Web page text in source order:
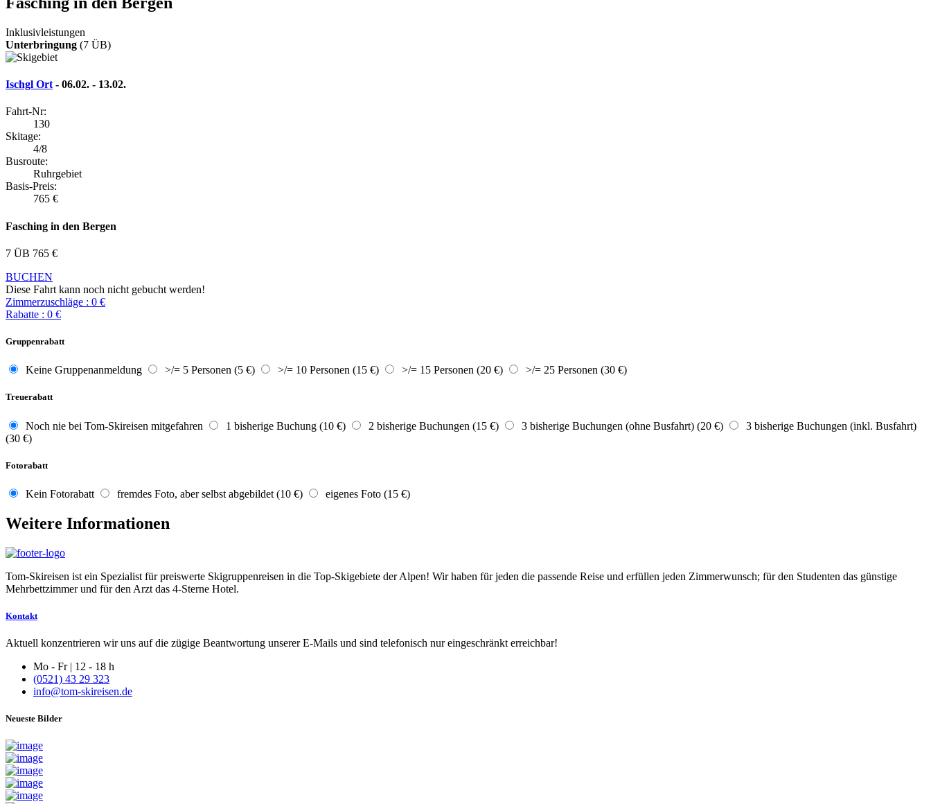
Inklusivleistungen
Unterbringung (7 ÜB)
Ischgl Ort - 06.02. - 13.02.
Fahrt-Nr:
130
Skitage:
4/8
Busroute:
Ruhrgebiet
Basis-Preis:
765 €
Fasching in den Bergen
7 ÜB 765 €
BUCHEN
Diese Fahrt kann noch nicht gebucht werden!
Zimmerzuschläge : 0 €
Rabatte : 0 €
Gruppenrabatt
Keine Gruppenanmeldung >/= 5 Personen (5 €) >/= 10 Personen (15 €) >/= 15 Personen (20 €) >/= 25 Personen (30 €)
Treuerabatt
Noch nie bei Tom-Skireisen mitgefahren 1 bisherige Buchung (10 €) 2 bisherige Buchungen (15 €) 3 bisherige Buchungen (ohne Busfahrt) (20 €)
3 bisherige Buchungen (inkl. Busfahrt)
(30 €)
Fotorabatt
Kein Fotorabatt fremdes Foto, aber selbst abgebildet (10 €) eigenes Foto (15 €)
Weitere Informationen
Tom-Skireisen ist ein Spezialist für preiswerte Skigruppenreisen in die Top-Skigebiete der Alpen! Wir haben für jeden die passende Reise und erfüllen jeden Zimmerwunsch; für den Studenten das günstige
Mehrbettzimmer und für den Arzt das 4-Sterne Hotel.
Kontakt
Aktuell konzentrieren wir uns auf die zügige Beantwortung unserer E-Mails und sind telefonisch nur eingeschränkt erreichbar!
Mo - Fr | 12 - 18 h
(0521) 43 29 323
info@tom-skireisen.de
Neueste Bilder